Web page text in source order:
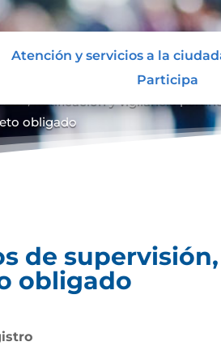
Atención y servicios a la
Participa
notificación y vigilancia
obligado
de
obligado